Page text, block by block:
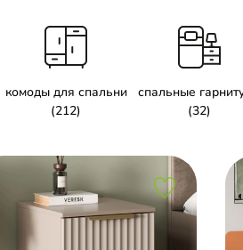
комоды для спальни
(212)
спальные
(32)